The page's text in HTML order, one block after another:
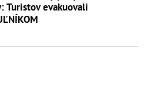
Turistov evakuovali